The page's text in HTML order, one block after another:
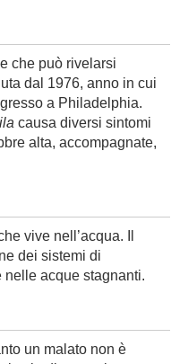
che può rivelarsi
dal 1976, anno in cui
a Philadelphia.
causa diversi sintomi
alta, accompagnate,
vive nell’acqua. Il
dei sistemi di
nelle acque stagnanti.
un malato non è